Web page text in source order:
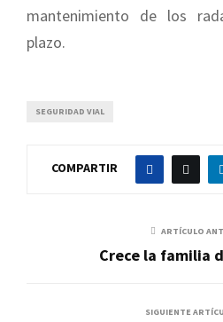
mantenimiento de los
plazo.
SEGURIDAD VIAL
COMPARTIR
ARTÍCULO
Crece la familia
SIGUIENTE